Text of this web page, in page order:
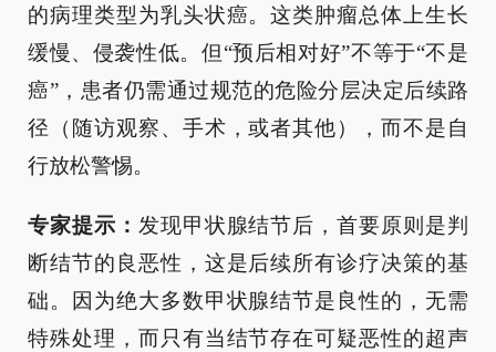
的病理类型为乳头状癌。这类肿瘤总体上生长
缓慢、侵袭性低。但“预后相对好”不等于“不是
癌”，患者仍需通过规范的危险分层决定后续路
径（随访观察、手术，或者其他），而不是自
行放松警惕。
专家提示： 发现甲状腺结节后，首要原则是判
断结节的良恶性，这是后续所有诊疗决策的基
础。因为绝大多数甲状腺结节是良性的，无需
特殊处理，而只有当结节存在可疑恶性的超声